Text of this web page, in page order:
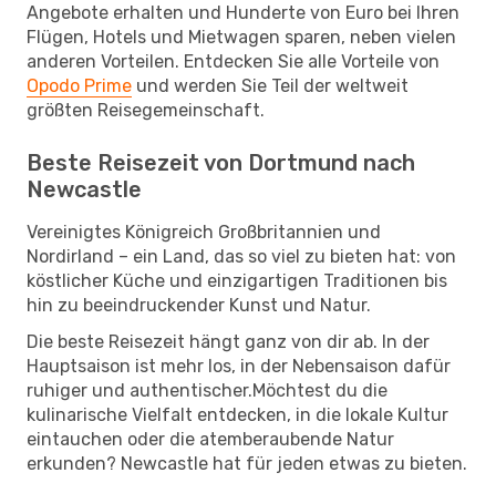
Angebote erhalten und Hunderte von Euro bei Ihren
Flügen, Hotels und Mietwagen sparen, neben vielen
anderen Vorteilen. Entdecken Sie alle Vorteile von
Opodo Prime und werden Sie Teil der weltweit
größten Reisegemeinschaft.
Beste Reisezeit von Dortmund nach
Newcastle
Vereinigtes Königreich Großbritannien und
Nordirland – ein Land, das so viel zu bieten hat: von
köstlicher Küche und einzigartigen Traditionen bis
hin zu beeindruckender Kunst und Natur.
Die beste Reisezeit hängt ganz von dir ab. In der
Hauptsaison ist mehr los, in der Nebensaison dafür
ruhiger und authentischer.Möchtest du die
kulinarische Vielfalt entdecken, in die lokale Kultur
eintauchen oder die atemberaubende Natur
erkunden? Newcastle hat für jeden etwas zu bieten.